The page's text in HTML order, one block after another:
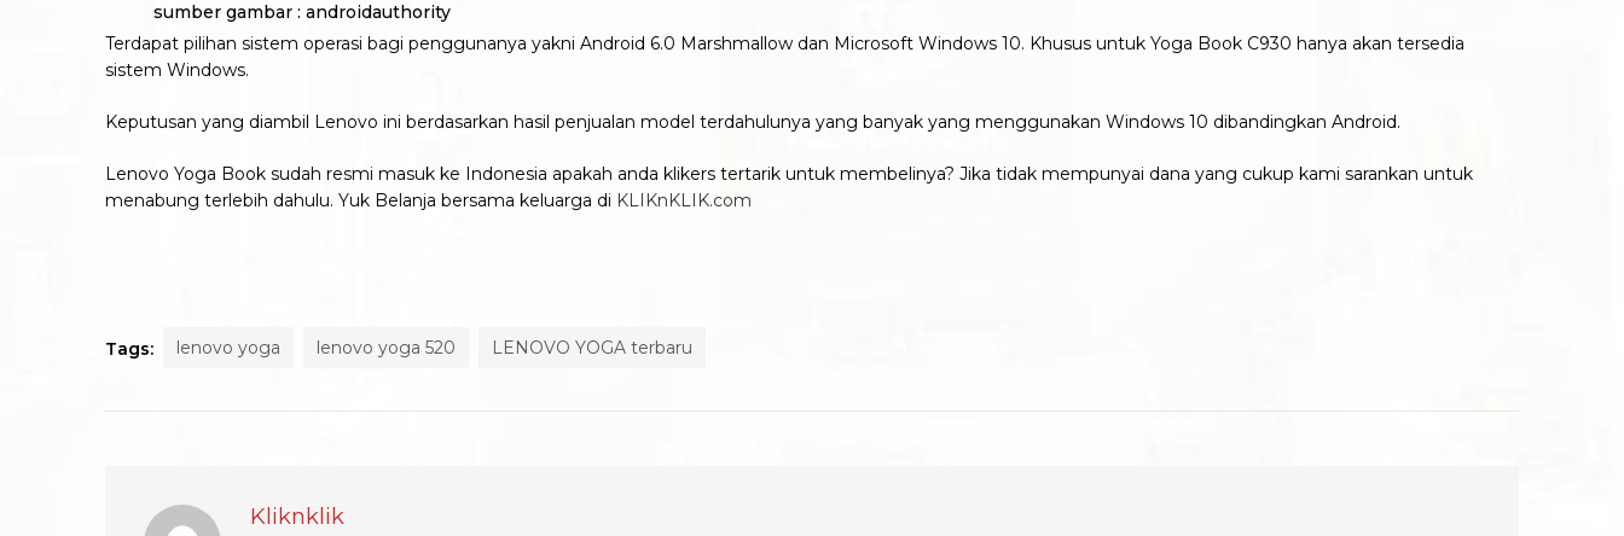
sumber gambar : androidauthority
Terdapat pilihan sistem operasi bagi penggunanya yakni Android 6.0 Marshmallow dan Microsoft Windows 10. Khusus untuk Yoga Book C930 hanya akan tersedia
sistem Windows.
Keputusan yang diambil Lenovo ini berdasarkan hasil penjualan model terdahulunya yang banyak yang menggunakan Windows 10 dibandingkan Android.
Lenovo Yoga Book sudah resmi masuk ke Indonesia apakah anda klikers tertarik untuk membelinya? Jika tidak mempunyai dana yang cukup kami sarankan untuk
menabung terlebih dahulu. Yuk Belanja bersama keluarga di KLIKnKLIK.com
Tags: lenovo yoga lenovo yoga 520 LENOVO YOGA terbaru
Kliknklik